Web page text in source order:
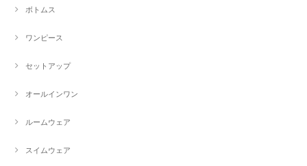
ボトムス
ワンピース
セットアップ
オールインワン
ルームウェア
スイムウェア